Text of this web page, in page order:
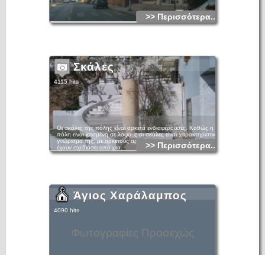
>> Περισσότερα...
Σκάλες
4115 hits
Οι σκάλες της πόλης είναι αρκετά ενδιαφέρουσες. Καθώς η
πόλη είναι κτισμένη σε λόφους οι σκάλες είναι χαρακτηριστικό
γνώρισμα της, με αρκετους αρχιτέκτονες της περιοχής να
έχουν σχεδιάσει από μια.
>> Περισσότερα...
Φωτογραφίες Προσεχώς
Άγιος Χαράλαμπος
4090 hits